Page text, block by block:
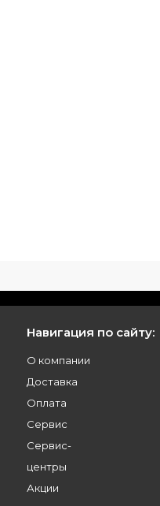
Навигация по сайту:
О компании
Доставка
Оплата
Сервис
Сервис-
центры
Акции